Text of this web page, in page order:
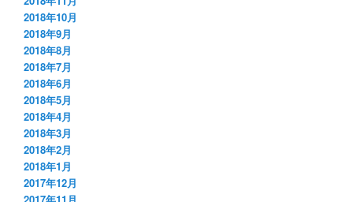
2018年10月
2018年9月
2018年8月
2018年7月
2018年6月
2018年5月
2018年4月
2018年3月
2018年2月
2018年1月
2017年12月